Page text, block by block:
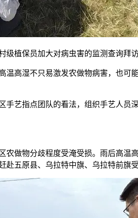
植保员加大对病虫害的监测查询拜访
高湿不只易激发农做物病害，也可
艺指点团队的看法，组织手艺人员
做物分歧程度受淹受损。雨后高温
赴五原县、乌拉特中旗、乌拉特前旗